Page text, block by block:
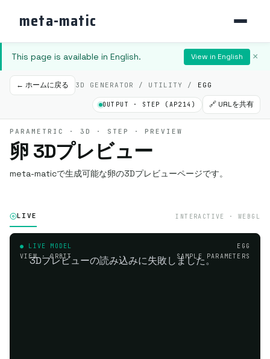
meta-matic
This page is available in English. View in English ×
← ホームに戻る 3D GENERATOR / UTILITY / EGG
OUTPUT · STEP (AP214) 🔗 URLを共有
PARAMETRIC · 3D · STEP · PREVIEW
卵 3Dプレビュー
meta-maticで生成可能な卵の3Dプレビューページです。
LIVE INTERACTIVE · WEBGL
● LIVE MODEL
VIEW · ORBIT
EGG
SAMPLE PARAMETERS
3Dプレビューの読み込みに失敗しました。